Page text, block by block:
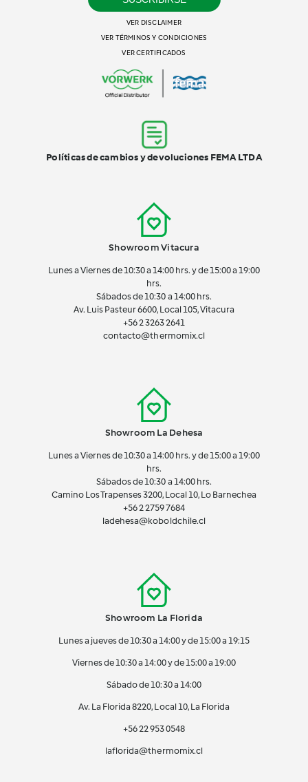
Showroom Vitacura
Lunes a Viernes de 10:30 a 14:00 hrs. y de 15:00 a 19:00
hrs.
Sábados de 10:30 a 14:00 hrs.
Av. Luis Pasteur 6600, Local 105, Vitacura
+56 2 3263 2641
contacto@thermomix.cl
Showroom La Dehesa
Lunes a Viernes de 10:30 a 14:00 hrs. y de 15:00 a 19:00
hrs.
Sábados de 10:30 a 14:00 hrs.
Camino Los Trapenses 3200, Local 10, Lo Barnechea
+56 22759 7684
ladehesa@koboldchile.cl
Showroom La Florida
Lunes a jueves de 10:30 a 14:00 y de 15:00 a 19:15
Viernes de 10:30 a 14:00 y de 15:00 a 19:00
Sábado de 10:30 a 14:00
Av. La Florida 8220, Local 10, La Florida
+56 22 953 0548
laflorida@thermomix.cl
VER DISCLAIMER
VER TÉRMINOS Y CONDICIONES
VER CERTIFICADOS
Políticas de cambios y devoluciones FEMA LTDA